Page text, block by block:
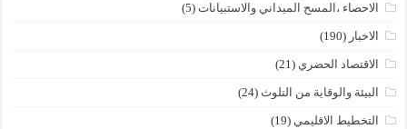
الاحصاء ،المسح الميداني والاستبيانات (5)
الاخبار (190)
الاقتصاد الحضري (21)
البيئة والوقاية من التلوث (24)
التخطيط الاقليمي (19)